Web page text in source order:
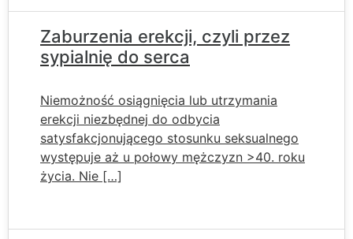
Zaburzenia erekcji, czyli przez
sypialnię do serca
Niemożność osiągnięcia lub utrzymania
erekcji niezbędnej do odbycia
satysfakcjonującego stosunku seksualnego
występuje aż u połowy mężczyzn >40. roku
życia. Nie […]